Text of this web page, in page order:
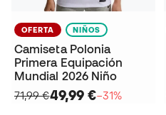
OFERTA NIÑOS
Camiseta Polonia
Primera Equipación
Mundial 2026 Niño
71,99 €49,99 €−31%